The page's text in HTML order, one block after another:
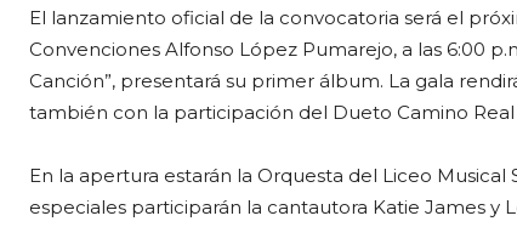
El lanzamiento oficial de la convocatoria será el
Convenciones Alfonso López Pumarejo, a las 6:00
Canción”, presentará su primer álbum. La gala
también con la participación del Dueto Camino
En la apertura estarán la Orquesta del Liceo
especiales participarán la cantautora Katie James y